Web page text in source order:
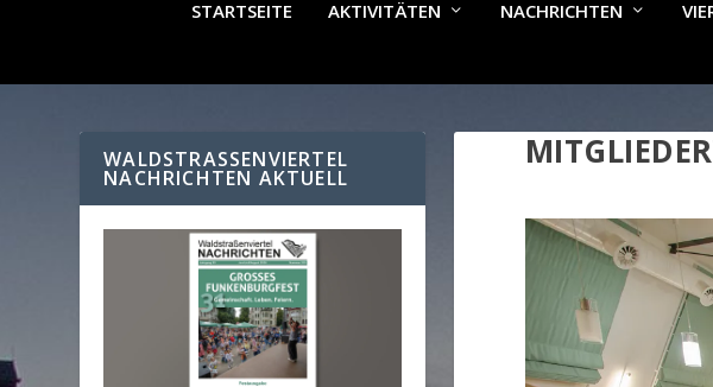
STARTSEITE AKTIVITÄTEN NACHRICHTEN
WALDSTRASSENVIERTEL N
ACHRICHTEN AKTUELL